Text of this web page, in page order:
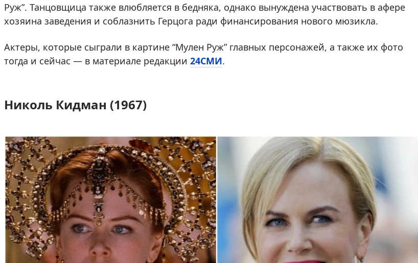
Руж”. Танцовщица также влюбляется в бедняка, однако вынуждена участвовать в афере
хозяина заведения и соблазнить Герцога ради финансирования нового мюзикла.
Актеры, которые сыграли в картине “Мулен Руж” главных персонажей, а также их фото
тогда и сейчас — в материале редакции 24СМИ.
Николь Кидман (1967)